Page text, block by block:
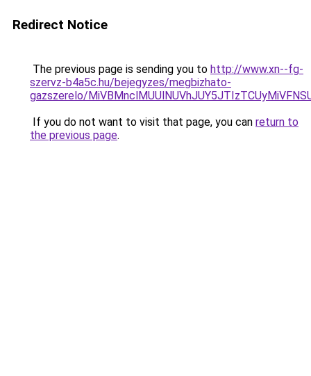
Redirect Notice
The previous page is sending you to http://www.xn--fg-
szervz-b4a5c.hu/bejegyzes/megbizhato-
gazszerelo/
If you do not want to visit that page, you can return to
the previous page.